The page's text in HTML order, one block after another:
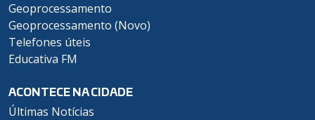
Geoprocessamento
Geoprocessamento (Novo)
Telefones úteis
Educativa FM
ACONTECE NA CIDADE
Últimas Notícias